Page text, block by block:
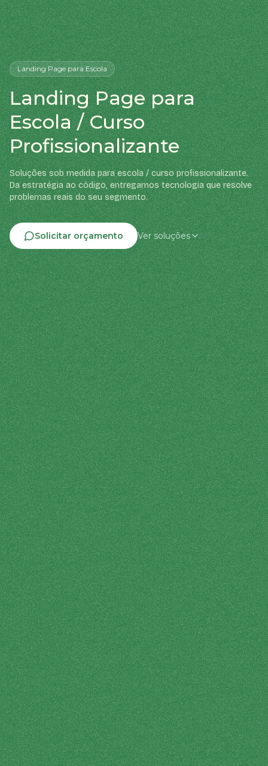
Landing Pagepara Escola
Landing Page para
Escola / Curso
Profissionalizante
Soluções sob medida para escola / curso profissionalizante.
Da estratégia ao código, entregamos tecnologia que resolve
problemas reais do seu segmento.
Solicitar orçamento Ver soluções